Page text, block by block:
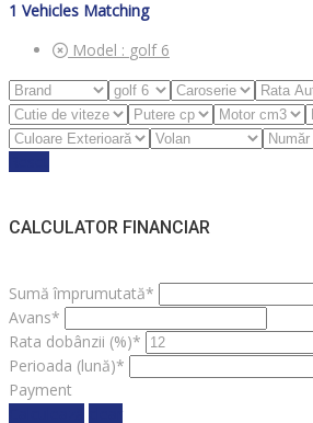
1 Vehicles Matching
Model : golf 6
CALCULATOR FINANCIAR
Sumă împrumutată*
Avans*
Rata dobânzii (%)*
Perioada (lună)*
Payment